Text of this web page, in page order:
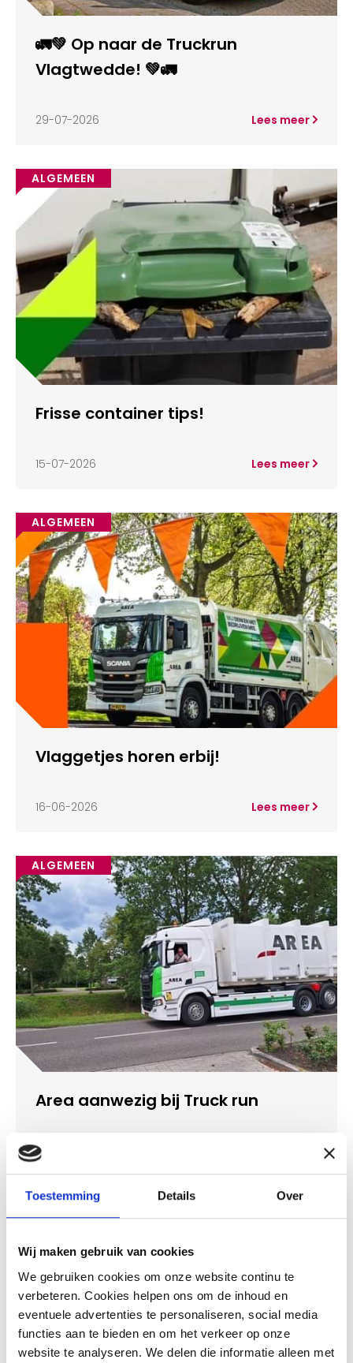
Toestemming Details Over
Wij maken gebruik van cookies
We gebruiken cookies om onze website continu te
verbeteren. Cookies helpen ons om de inhoud en
eventuele advertenties te personaliseren, social media
functies aan te bieden en om het verkeer op onze
website te analyseren. We delen die informatie alleen met
🚛💚 Op naar de Truckrun
Vlagtwedde! 💚🚛
29-07-2026 Lees meer
ALGEMEEN
Frisse container tips!
15-07-2026 Lees meer
ALGEMEEN
Vlaggetjes horen erbij!
16-06-2026 Lees meer
ALGEMEEN
Area aanwezig bij Truck run
08-06-2026